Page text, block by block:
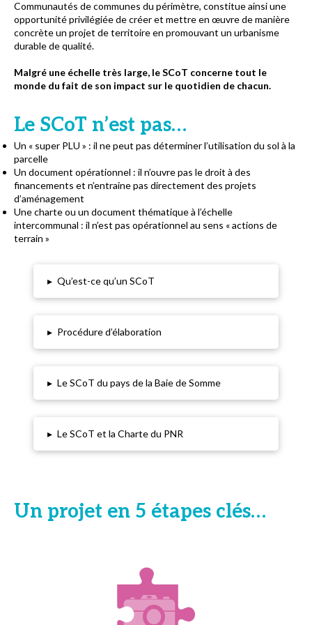
Communautés de communes du périmètre, constitue ainsi une
opportunité privilégiée de créer et mettre en œuvre de manière
concrète un projet de territoire en promouvant un urbanisme
durable de qualité.
Malgré une échelle très large, le SCoT concerne tout le
monde du fait de son impact sur le quotidien de chacun.
Le SCoT n’est pas…
Un « super PLU » : il ne peut pas déterminer l’utilisation du sol à la
parcelle
Un document opérationnel : il n’ouvre pas le droit à des
financements et n’entraine pas directement des projets
d’aménagement
Une charte ou un document thématique à l’échelle
intercommunal : il n’est pas opérationnel au sens « actions de
terrain »
▸ Qu’est-ce qu’un SCoT
▸ Procédure d’élaboration
▸ Le SCoT du pays de la Baie de Somme
▸ Le SCoT et la Charte du PNR
Un projet en 5 étapes clés…